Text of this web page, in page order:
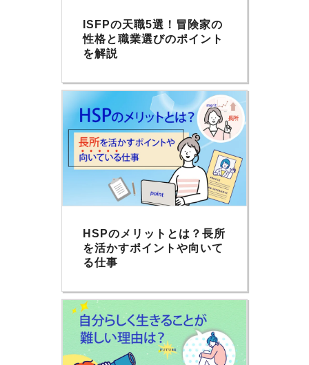
ISFPの天職5選！冒険家の
性格と職業選びのポイント
を解説
HSPのメリットとは？長所
を活かすポイントや向いて
る仕事